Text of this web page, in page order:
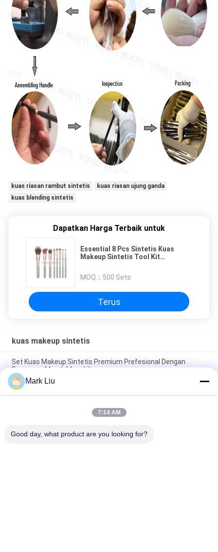
kuas riasan rambut sintetis
kuas riasan ujung ganda
kuas blending sintetis
Dapatkan Harga Terbaik untuk
Essential 8 Pcs Sintetis Kuas
Makeup Sintetis Tool Kit
MOQ： 500 Sets
Terus
kuas makeup sintetis
Set Kuas Makeup Sintetis Premium Prefesional Dengan
Pegangan Merah Mengkilap
Kuas Rias Rambut Sintetis Alami Presisi Luar Biasa Alat
Kecantikan Lengkap
15 Piece Sintetis Makeup Brushes Set Mewah Pemegang
Mark Liu
7:14 AM
Good day, what product are you looking for?